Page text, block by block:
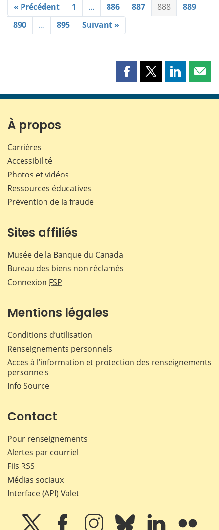
« Précédent 1 … 886 887 888
889
890
… 895 Suivant »
Partager
page
Partager
page
Partager
page page
À propos
Carrières
Accessibilité
Photos et vidéos
Ressources éducatives
Prévention de la fraude
Sites affiliés
Musée de la Banque du Canada
Bureau des biens non réclamés
Connexion FSP
Mentions légales
Conditions d’utilisation
Renseignements personnels
Accès à l’information et protection des renseignements
personnels
Info Source
Contact
Pour renseignements
Alertes par courriel
Fils RSS
Médias sociaux
Interface (API) Valet